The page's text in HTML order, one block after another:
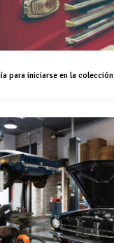
para iniciarse en la colección